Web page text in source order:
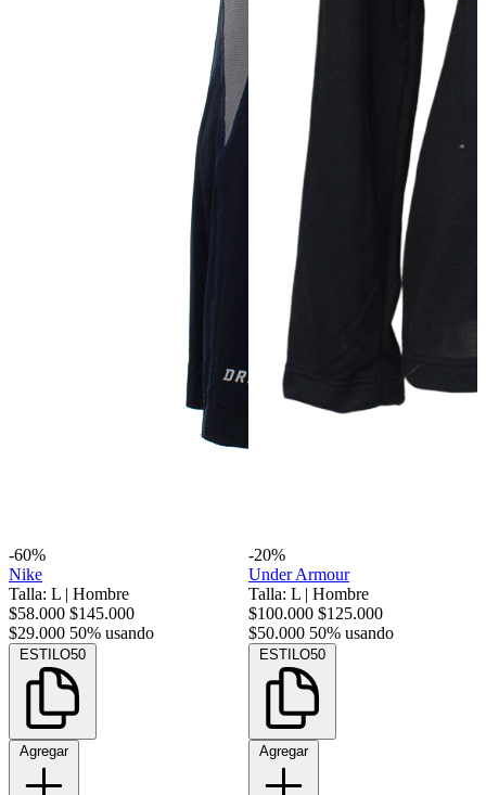
-60%
Nike
Talla: L | Hombre
$58.000 $145.000
$29.000 50% usando
ESTILO50
Agregar
-20%
Under Armour
Talla: L | Hombre
$100.000 $125.000
$50.000 50% usando
ESTILO50
Agregar